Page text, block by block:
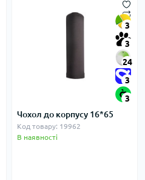
3
3
24
3
3
Чохол до корпусу 16*65
Код товару: 19962
В наявності